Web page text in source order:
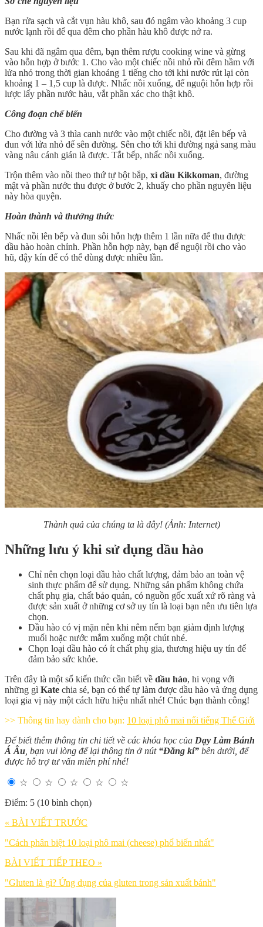
Bạn rửa sạch và cắt vụn hàu khô, sau đó ngâm vào khoảng 3 cup
nước lạnh rồi để qua đêm cho phần hàu khô được nở ra.
Sau khi đã ngâm qua đêm, bạn thêm rượu cooking wine và gừng
vào hỗn hợp ở bước 1. Cho vào một chiếc nồi nhỏ rồi đêm hầm với
lửa nhỏ trong thời gian khoảng 1 tiếng cho tới khi nước rút lại còn
khoảng 1 – 1,5 cup là được. Nhấc nồi xuống, để nguội hỗn hợp rồi
lược lấy phần nước hàu, vắt phần xác cho thật khô.
Công đoạn chế biến
Cho đường và 3 thìa canh nước vào một chiếc nồi, đặt lên bếp và
đun với lửa nhỏ để sên đường. Sên cho tới khi đường ngả sang màu
vàng nâu cánh gián là được. Tắt bếp, nhấc nồi xuống.
Trộn thêm vào nồi theo thứ tự bột bắp, xì dầu Kikkoman, đường
mật và phần nước thu được ở bước 2, khuấy cho phần nguyên liệu
này hòa quyện.
Hoàn thành và thưởng thức
Nhấc nồi lên bếp và đun sôi hỗn hợp thêm 1 lần nữa để thu được
dầu hào hoàn chỉnh. Phần hỗn hợp này, bạn để nguội rồi cho vào
hũ, đậy kín để có thể dùng được nhiều lần.
Thành quả của chúng ta là đây! (Ảnh: Internet)
Những lưu ý khi sử dụng dầu hào
Chỉ nên chọn loại dầu hào chất lượng, đảm bảo an toàn vệ
sinh thực phẩm để sử dụng. Những sản phẩm không chứa
chất phụ gia, chất bảo quản, có nguồn gốc xuất xứ rõ ràng và
được sản xuất ở những cơ sở uy tín là loại bạn nên ưu tiên lựa
chọn.
Dầu hào có vị mặn nên khi nêm nếm bạn giảm định lượng
muối hoặc nước mắm xuống một chút nhé.
Chọn loại dầu hào có ít chất phụ gia, thương hiệu uy tín để
đảm bảo sức khỏe.
Trên đây là một số kiến thức cần biết về dầu hào, hi vọng với
những gì Kate chia sẻ, bạn có thể tự làm được dầu hào và ứng dụng
loại gia vị này một cách hữu hiệu nhất nhé! Chúc bạn thành công!
>> Thông tin hay dành cho bạn: 10 loại phô mai nổi tiếng Thế Giới
Để biết thêm thông tin chi tiết về các khóa học của Dạy Làm Bánh
Á Âu , bạn vui lòng để lại thông tin ở nút “Đăng kí” bên dưới, để
được hỗ trợ tư vấn miễn phí nhé!
☆ ☆ ☆ ☆
☆
Điểm: 5 (10 bình chọn)
« BÀI VIẾT TRƯỚC
"Cách phân biệt 10 loại phô mai (cheese) phổ biến nhất"
BÀI VIẾT TIẾP THEO »
"Gluten là gì? Ứng dụng của gluten trong sản xuất bánh"